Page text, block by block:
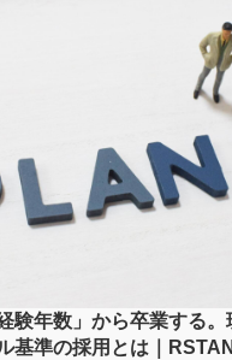
験年数」から卒業する
基準の採用とは｜